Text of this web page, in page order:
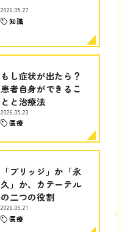
2026.05.27
知識
もし症状が出たら？
患者自身ができるこ
とと治療法
2026.05.23
医療
「ブリッジ」か「永
久」か、カテーテル
の二つの役割
2026.05.21
医療